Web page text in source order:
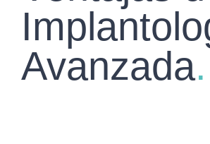
Avanzada.